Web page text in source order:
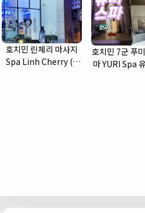
호치민 린체리 마사지
Spa Linh Cherry (1
호치민 7군 푸
마 YURI Spa